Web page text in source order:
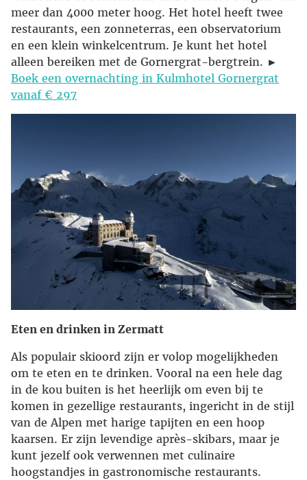
meer dan 4000 meter hoog. Het hotel heeft twee
restaurants, een zonneterras, een observatorium
en een klein winkelcentrum. Je kunt het hotel
alleen bereiken met de Gornergrat-bergtrein. ►
Boek een overnachting in Kulmhotel Gornergrat
vanaf € 297
Eten en drinken in Zermatt
Als populair skioord zijn er volop mogelijkheden
om te eten en te drinken. Vooral na een hele dag
in de kou buiten is het heerlijk om even bij te
komen in gezellige restaurants, ingericht in de stijl
van de Alpen met harige tapijten en een hoop
kaarsen. Er zijn levendige après-skibars, maar je
kunt jezelf ook verwennen met culinaire
hoogstandjes in gastronomische restaurants.